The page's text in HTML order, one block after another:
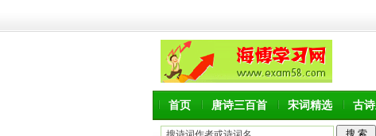
首页 唐诗三百首 宋词精选 古